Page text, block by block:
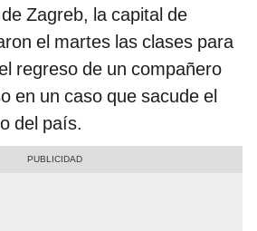
Zagreb, la capital de
el martes las clases para
regreso de un compañero
en un caso que sacude el
del país.